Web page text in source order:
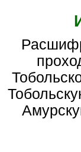
Расшифровка дел - фамилии ПЕРЕСЕЛЕНЦЕВ,